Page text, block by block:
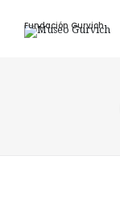
Fundación Gurvich